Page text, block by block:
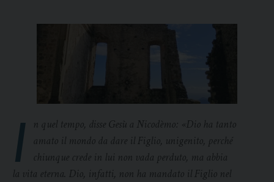
I
n quel tempo, disse Gesù a Nicodèmo: «Dio ha tanto
amato il mondo da dare il Figlio, unigenito, perché
chiunque crede in lui non vada perduto, ma abbia
la vita eterna. Dio, infatti, non ha mandato il Figlio nel